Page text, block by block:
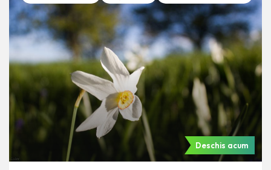
Deschis acum